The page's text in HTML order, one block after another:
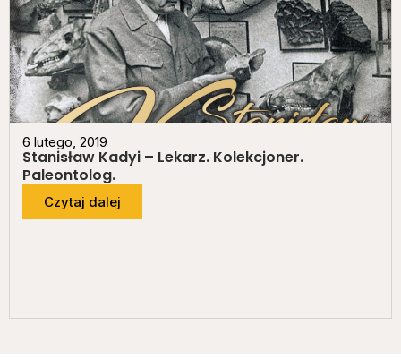
6 lutego, 2019
Stanisław Kadyi – Lekarz. Kolekcjoner.
Paleontolog.
Czytaj dalej